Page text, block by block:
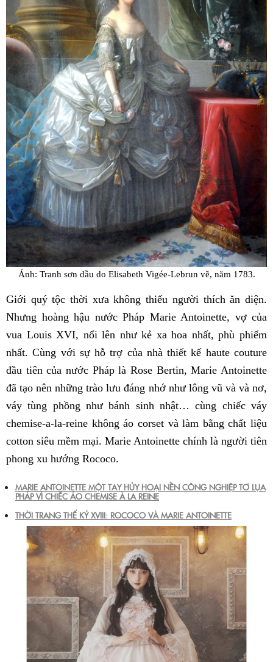
Ảnh: Tranh sơn dầu do Elisabeth Vigée-Lebrun vẽ, năm 1783.
Giới quý tộc thời xưa không thiếu người thích ăn diện.
Nhưng hoàng hậu nước Pháp Marie Antoinette, vợ của
vua Louis XVI, nổi lên như kẻ xa hoa nhất, phù phiếm
nhất. Cùng với sự hỗ trợ của nhà thiết kế haute couture
đầu tiên của nước Pháp là Rose Bertin, Marie Antoinette
đã tạo nên những trào lưu đáng nhớ như lông vũ và và nơ,
váy tùng phồng như bánh sinh nhật… cùng chiếc váy
chemise-a-la-reine không áo corset và làm bằng chất liệu
cotton siêu mềm mại. Marie Antoinette chính là người tiên
phong xu hướng Rococo.
MARIE ANTOINETTE MỘT TAY HỦY HOẠI NỀN CÔNG NGHIỆP TƠ LỤA
PHÁP VÌ CHIẾC ÁO CHEMISE À LA REINE
THỜI TRANG THẾ KỶ XVIII: ROCOCO VÀ MARIE ANTOINETTE